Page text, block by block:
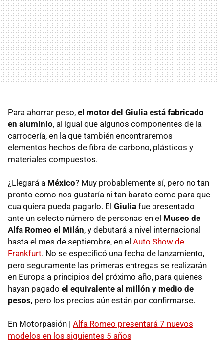
Para ahorrar peso, el motor del Giulia está fabricado
en aluminio, al igual que algunos componentes de la
carrocería, en la que también encontraremos
elementos hechos de fibra de carbono, plásticos y
materiales compuestos.
¿Llegará a México? Muy probablemente sí, pero no tan
pronto como nos gustaría ni tan barato como para que
cualquiera pueda pagarlo. El Giulia fue presentado
ante un selecto número de personas en el Museo de
Alfa Romeo el Milán, y debutará a nivel internacional
hasta el mes de septiembre, en el Auto Show de
Frankfurt. No se especificó una fecha de lanzamiento,
pero seguramente las primeras entregas se realizarán
en Europa a principios del próximo año, para quienes
hayan pagado el equivalente al millón y medio de
pesos, pero los precios aún están por confirmarse.
En Motorpasión | Alfa Romeo presentará 7 nuevos
modelos en los siguientes 5 años